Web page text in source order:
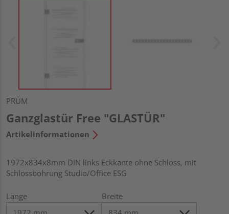
PRÜM
Ganzglastür Free "GLASTÜR"
Artikelinformationen
1972x834x8mm DIN links Eckkante ohne Schloss, mit
Schlossbohrung Studio/Office ESG
Länge Breite